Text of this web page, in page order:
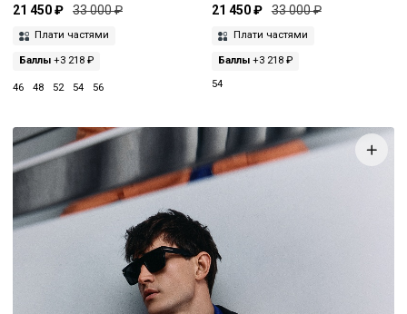
21 450 ₽ 33 000 ₽
Плати частями
Баллы +3 218 ₽
46 48 52 54 56
21 450 ₽ 33 000 ₽
Плати частями
Баллы+3 218 ₽
54